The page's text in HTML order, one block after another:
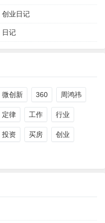
创业日记
日记
微创新 360 周鸿祎
定律 工作 行业
投资 买房 创业